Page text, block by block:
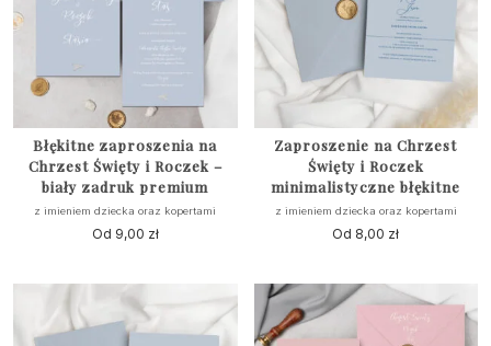
Błękitne zaproszenia na
Chrzest Święty i Roczek –
biały zadruk premium
z imieniem dziecka oraz kopertami
Od 9,00 zł
Zaproszenie na Chrzest
Święty i Roczek
minimalistyczne błękitne
z imieniem dziecka oraz kopertami
Od 8,00 zł